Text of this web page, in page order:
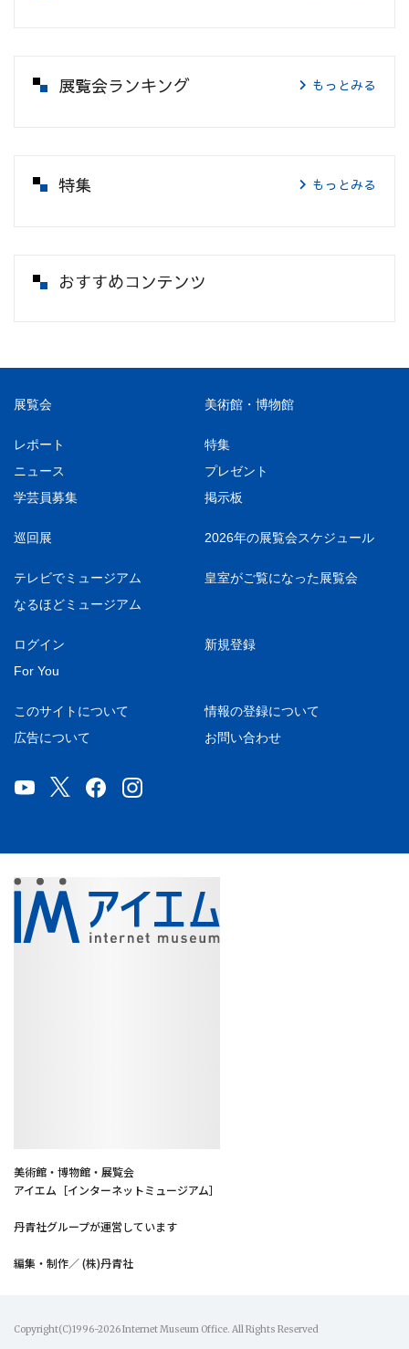
展覧会ランキング もっとみる
特集 もっとみる
おすすめコンテンツ
展覧会 美術館・博物館
レポート
特集
ニュース
プレゼント
学芸員募集
掲示板
巡回展 2026年の展覧会スケジュール
テレビでミュージアム
皇室がご覧になった展覧会
なるほどミュージアム
ログイン
新規登録
For You
このサイトについて
情報の登録について
広告について
お問い合わせ
美術館・博物館・展覧会
アイエム［インターネットミュージアム］
丹青社グループが運営しています
編集・制作／ (株)丹青社
Copyright(C)1996-2026 Internet Museum Office. All Rights Reserved